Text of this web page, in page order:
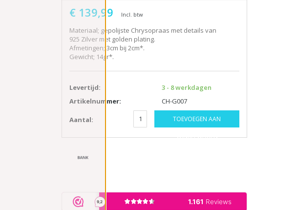
€ 139,99 Incl. btw
Materiaal; gepolijste Chrysopraas met details van
925 Zilver met golden plating.
Afmetingen; 3cm bij 2cm*.
Gewicht; 14gr*.
Levertijd:
3 - 8 werkdagen
Artikelnummer:
CH-G007
Aantal: TOEVOEGEN AAN
WINKELWAGEN